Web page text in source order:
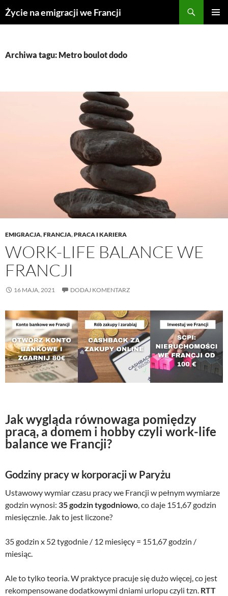
Przejdź
doŻycie na emigracji we Francji
Archiwa tagu: Metro boulot dodo
EMIGRACJA,FRANCJA,PRACA I KARIERA
WORK-LIFE BALANCE WE
FRANCJI
16 MAJA, 2021 DODAJ KOMENTARZ
Jak wygląda równowaga pomiędzy
pracą, a domem i hobby czyli work-life
balance we Francji?
Godziny pracy w korporacji w Paryżu
Ustawowy wymiar czasu pracy we Francji w pełnym wymiarze
godzin wynosi: 35 godzin tygodniowo, co daje 151,67 godzin
miesięcznie. Jak to jest liczone?
35 godzin x 52 tygodnie / 12 miesięcy = 151,67 godzin /
miesiąc.
Ale to tylko teoria. W praktyce pracuje się dużo więcej, co jest
rekompensowane dodatkowymi dniami urlopu czyli tzn. RTT